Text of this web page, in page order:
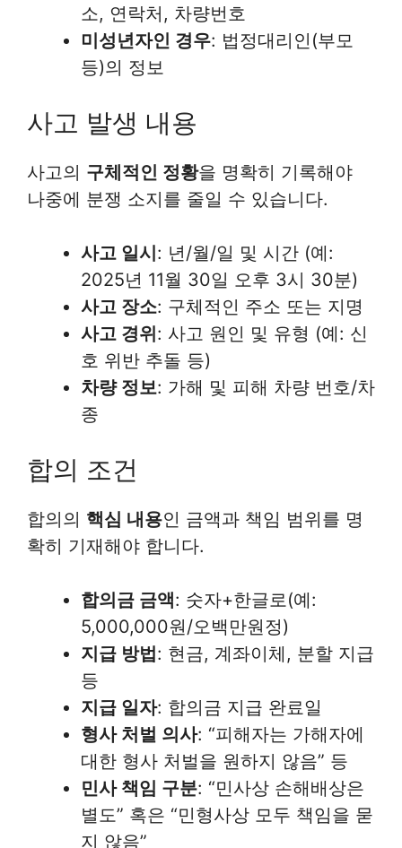
소, 연락처, 차량번호
미성년자인 경우: 법정대리인(부모
등)의 정보
사고 발생 내용
사고의 구체적인 정황을 명확히 기록해야
나중에 분쟁 소지를 줄일 수 있습니다.
사고 일시: 년/월/일 및 시간 (예:
2025년 11월 30일 오후 3시 30분)
사고 장소: 구체적인 주소 또는 지명
사고 경위: 사고 원인 및 유형 (예: 신
호 위반 추돌 등)
차량 정보: 가해 및 피해 차량 번호/차
종
합의 조건
합의의 핵심 내용인 금액과 책임 범위를 명
확히 기재해야 합니다.
합의금 금액: 숫자+한글로(예:
5,000,000원/오백만원정)
지급 방법: 현금, 계좌이체, 분할 지급
등
지급 일자: 합의금 지급 완료일
형사 처벌 의사: “피해자는 가해자에
대한 형사 처벌을 원하지 않음” 등
민사 책임 구분: “민사상 손해배상은
별도” 혹은 “민형사상 모두 책임을 묻
지 않음”